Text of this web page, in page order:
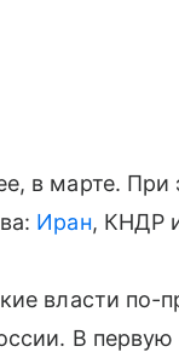
в марте. При
Иран, КНДР
власти
В первую